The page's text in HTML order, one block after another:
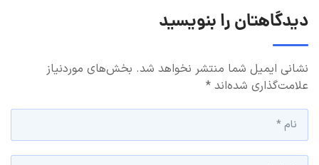
دیدگاهتان را بنویسید
نشانی ایمیل شما منتشر نخواهد شد. بخش‌های موردنیاز
علامت‌گذاری شده‌اند *